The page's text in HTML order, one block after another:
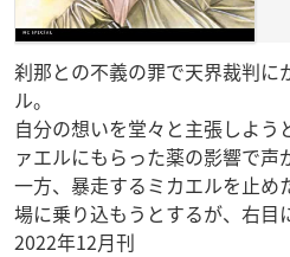
刹那との不義の罪で天界裁判に
ル。
自分の想いを堂々と主張しよう
ァエルにもらった薬の影響で
一方、暴走するミカエルを止め
場に乗り込もうとするが、右目
2022年12月刊